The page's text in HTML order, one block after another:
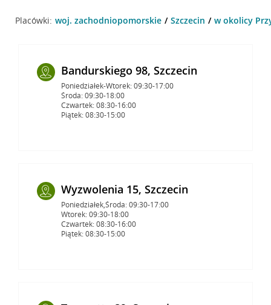
Placówki: woj. zachodniopomorskie Szczecin w okolicy
Bandurskiego 98, Szczecin
Poniedziałek-Wtorek: 09:30-17:00
Środa: 09:30-18:00
Czwartek: 08:30-16:00
Piątek: 08:30-15:00
Wyzwolenia 15, Szczecin
Poniedziałek,Środa: 09:30-17:00
Wtorek: 09:30-18:00
Czwartek: 08:30-16:00
Piątek: 08:30-15:00